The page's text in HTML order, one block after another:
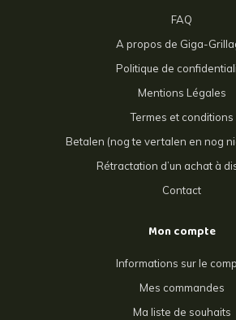
FAQ
A propos de Giga-
Politique de
Mentions Légales
Termes et conditions
Betalen (nog te vertalen en nog
Rétractation d’un achat à
Contact
Mon compte
Informations sur le
Mes commandes
Ma liste de souhaits